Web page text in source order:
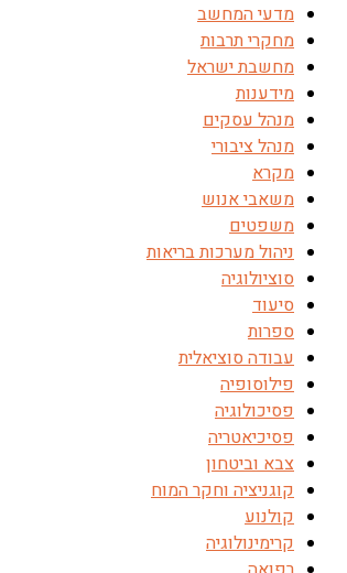
מדעי המחשב
מחקרי תרבות
מחשבת ישראל
מידענות
מנהל עסקים
מנהל ציבורי
מקרא
משאבי אנוש
משפטים
ניהול מערכות בריאות
סוציולוגיה
סיעוד
ספרות
עבודה סוציאלית
פילוסופיה
פסיכולוגיה
פסיכיאטריה
צבא וביטחון
קוגניציה וחקר המוח
קולנוע
קרימינולוגיה